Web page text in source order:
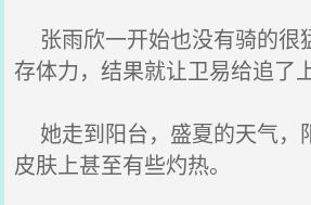
张雨欣一开始也没有骑的很
存体力，结果就让卫易给追了
她走到阳台，盛夏的天气，
皮肤上甚至有些灼热。